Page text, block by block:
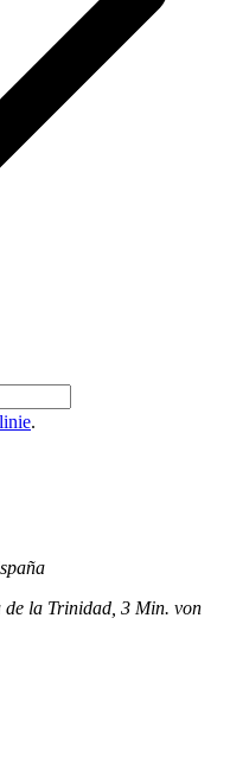
.
de la Trinidad, 3 Min. von